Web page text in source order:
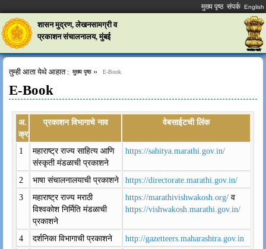
मुख्य पृष्ठ संपर्क
शासन मुद्रण, लेखनसामग्री व
प्रकाशन संचालनालय, मुंबई
तुम्ही आता येथे आहात : मुख्य पृष्ठ E-Book
E-Book
अ.
क्र.
प्रकाशन विभागाचे नाव वेबसाईटची लिंक
1
महाराष्ट्र राज्य साहित्य आणि
संस्कृती मंडळाची प्रकाशने
https://sahitya.marathi.gov.in/
2 भाषा संचालनालयाची प्रकाशने
https://directorate.marathi.gov.in/
3
महाराष्ट्र राज्य मराठी
विश्वकोश निर्मिति मंडळाची
प्रकाशने
https://marathivishwakosh.org/व
https://vishwakosh.marathi.gov.in/
4 दर्शनिका विभागाची प्रकाशने
http://gazetteers.maharashtra.gov.in